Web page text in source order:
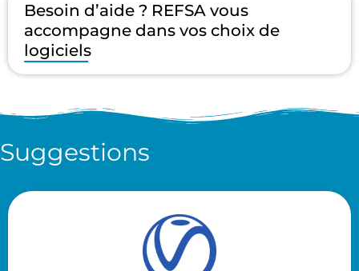
Besoin d’aide ? REFSA vous
accompagne dans vos choix de
logiciels
Suggestions